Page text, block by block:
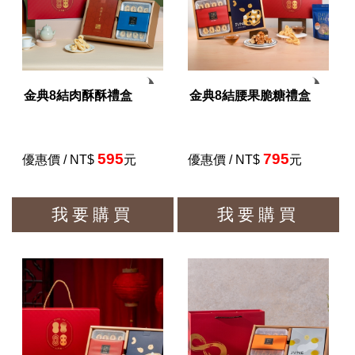
金典8結肉酥酥禮盒
優惠價 / NT$ 595元
我要購買
金典8結腰果脆糖禮盒
優惠價 / NT$ 795元
我要購買